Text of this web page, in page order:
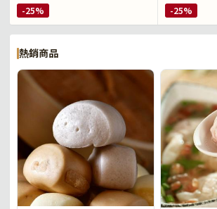
-25% -25%
熱銷商品